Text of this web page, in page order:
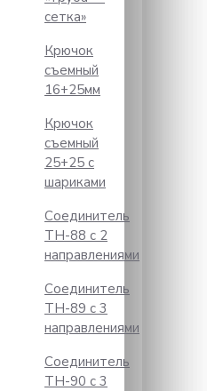
сетка»
Крючок
съемный
16+25мм
Крючок
съемный
25+25 с
шариками
Соединитель
TH-88 с 2
направлениями
Соединитель
TH-89 с 3
направлениями
Соединитель
TH-90 с 3